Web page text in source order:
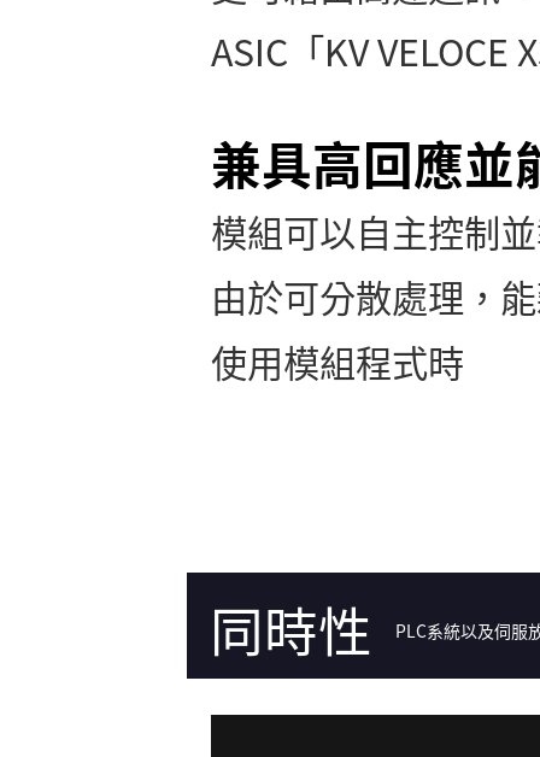
ASIC「KV
兼具高回應並
模組可以自主控制
由於可分散處理，
使用模組程式時
同時性 PLC系統以及伺服